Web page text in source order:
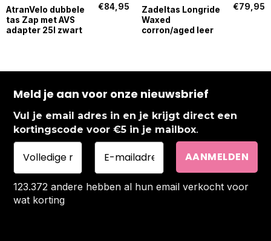
AtranVelo dubbele
tas Zap met AVS
adapter 25l zwart
€84,95
Zadeltas Longride
Waxed
corron/aged leer
€79,95
Meld je aan voor onze nieuwsbrief
Vul je email adres in en je krijgt direct een
kortingscode voor €5 in je mailbox.
123.372 andere hebben al hun email verkocht voor
wat korting